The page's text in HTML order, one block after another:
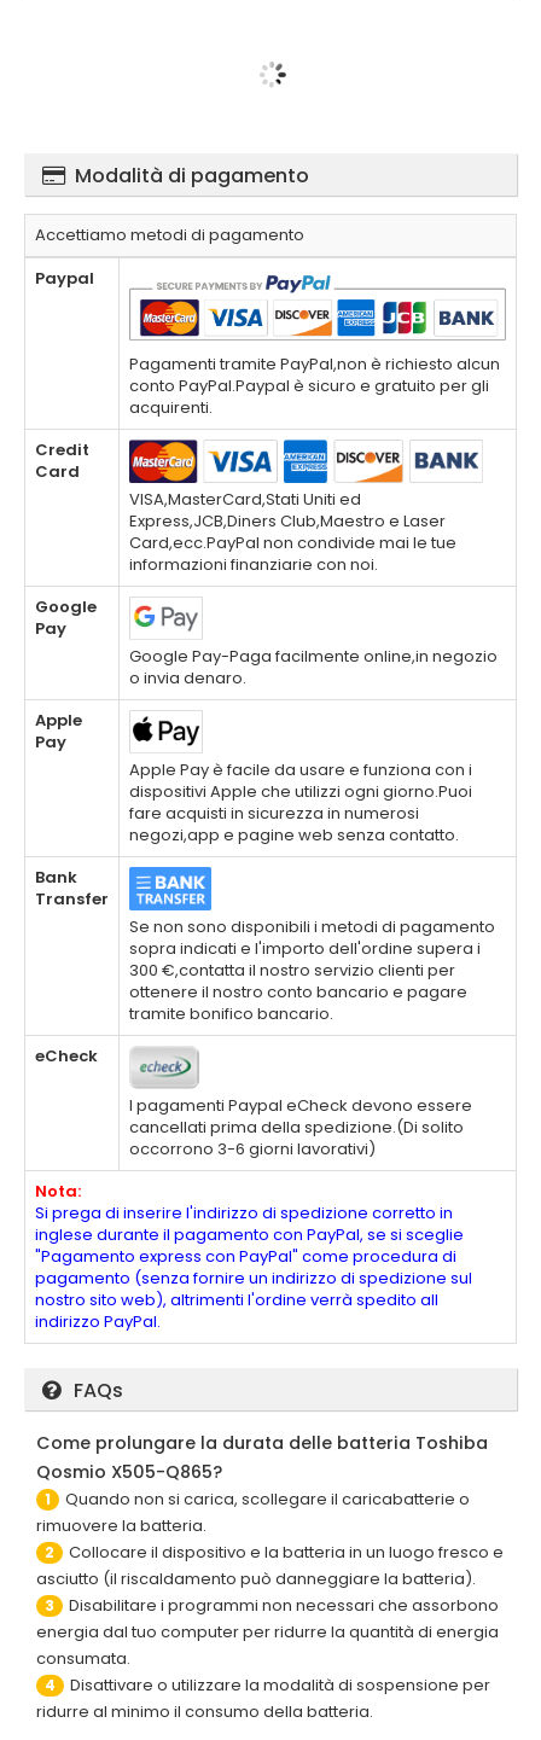
Modalità di pagamento
Accettiamo metodi di pagamento
Paypal
Pagamenti tramite PayPal,non è richiesto alcun
conto PayPal.Paypal è sicuro e gratuito per gli
acquirenti.
Credit
Card
VISA,MasterCard,Stati Uniti ed
Express,JCB,Diners Club,Maestro e Laser
Card,ecc.PayPal non condivide mai le tue
informazioni finanziarie con noi.
Google
Pay
Google Pay-Paga facilmente online,in negozio
o invia denaro.
Apple
Pay
Apple Pay è facile da usare e funziona con i
dispositivi Apple che utilizzi ogni giorno.Puoi
fare acquisti in sicurezza in numerosi
negozi,app e pagine web senza contatto.
Bank
Transfer
Se non sono disponibili i metodi di pagamento
sopra indicati e l'importo dell'ordine supera i
300 €,contatta il nostro servizio clienti per
ottenere il nostro conto bancario e pagare
tramite bonifico bancario.
eCheck
I pagamenti Paypal eCheck devono essere
cancellati prima della spedizione.(Di solito
occorrono 3-6 giorni lavorativi)
Nota:
Si prega di inserire l'indirizzo di spedizione corretto in
inglese durante il pagamento con PayPal, se si sceglie
"Pagamento express con PayPal" come procedura di
pagamento (senza fornire un indirizzo di spedizione sul
nostro sito web), altrimenti l'ordine verrà spedito all
indirizzo PayPal.
FAQs
Come prolungare la durata delle batteria Toshiba
Qosmio X505-Q865?
1
Quando non si carica, scollegare il caricabatterie o
rimuovere la batteria.
2
Collocare il dispositivo e la batteria in un luogo fresco e
asciutto (il riscaldamento può danneggiare la batteria).
3
Disabilitare i programmi non necessari che assorbono
energia dal tuo computer per ridurre la quantità di energia
consumata.
4
Disattivare o utilizzare la modalità di sospensione per
ridurre al minimo il consumo della batteria.